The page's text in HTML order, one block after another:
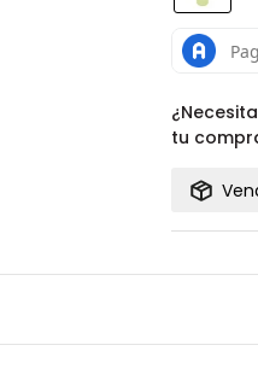
tu